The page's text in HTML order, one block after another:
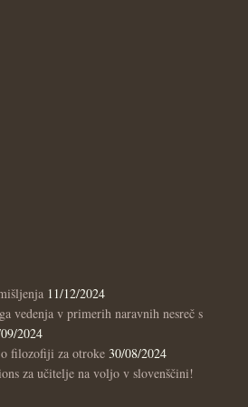
11/12/2024
vedenja v primerih naravnih nesreč s
2024
filozofiji za otroke 30/08/2024
za učitelje na voljo v slovenščini!